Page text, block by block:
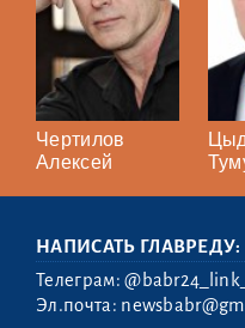
Чертилов
Алексей
НАПИСАТЬ ГЛАВРЕДУ:
Телеграм:
Эл.почта: